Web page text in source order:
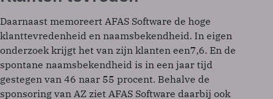
Daarnaast memoreert AFAS Software de hoge
klanttevredenheid en naamsbekendheid. In eigen
onderzoek krijgt het van zijn klanten een7,6. En de
spontane naamsbekendheid is in een jaar tijd
gestegen van 46 naar 55 procent. Behalve de
sponsoring van AZ ziet AFAS Software daarbij ook